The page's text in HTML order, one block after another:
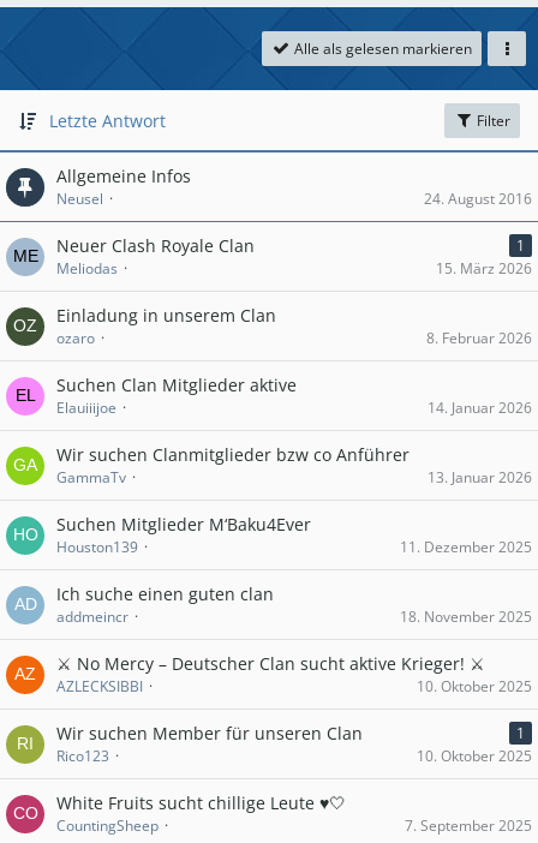
Alle als gelesen markieren
Letzte Antwort Filter
Allgemeine Infos
Neusel 24. August 2016
Neuer Clash Royale Clan
1
Meliodas
15. März 2026
Einladung in unserem Clan
ozaro 8. Februar 2026
Suchen Clan Mitglieder aktive
Elauiiijoe 14. Januar 2026
Wir suchen Clanmitglieder bzw co Anführer
GammaTv 13. Januar 2026
Suchen Mitglieder M‘Baku4Ever
Houston139 11. Dezember 2025
Ich suche einen guten clan
addmeincr 18. November 2025
⚔️ No Mercy – Deutscher Clan sucht aktive Krieger! ⚔️
AZLECKSIBBI 10. Oktober 2025
Wir suchen Member für unseren Clan
1
Rico123
10. Oktober 2025
White Fruits sucht chillige Leute ♥️🤍
CountingSheep 7. September 2025